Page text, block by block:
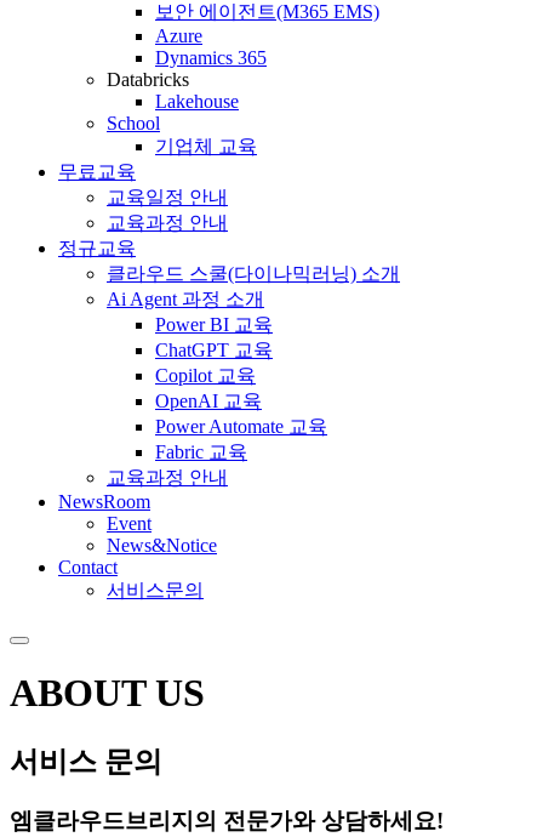
보안 에이전트(M365 EMS)
Azure
Dynamics 365
Databricks
Lakehouse
School
기업체 교육
무료교육
교육일정 안내
교육과정 안내
정규교육
클라우드 스쿨(다이나믹러닝) 소개
Ai Agent 과정 소개
Power BI 교육
ChatGPT 교육
Copilot 교육
OpenAI 교육
Power Automate 교육
Fabric 교육
교육과정 안내
NewsRoom
Event
News&Notice
Contact
서비스문의
ABOUT US
서비스 문의
엠클라우드브리지의 전문가와 상담하세요!